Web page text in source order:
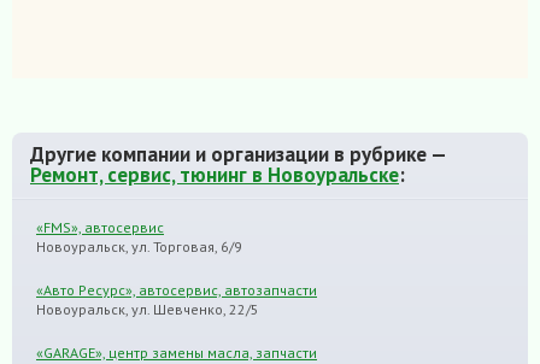
Другие компании и организации в рубрике —
Ремонт, сервис, тюнинг в Новоуральске:
«FMS», автосервис
Новоуральск, ул. Торговая, 6/9
«Авто Ресурс», автосервис, автозапчасти
Новоуральск, ул. Шевченко, 22/5
«GARAGE», центр замены масла, запчасти